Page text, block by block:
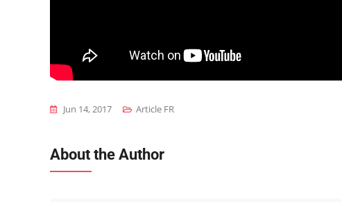
Jun 14, 2017 Article FR
About the Author